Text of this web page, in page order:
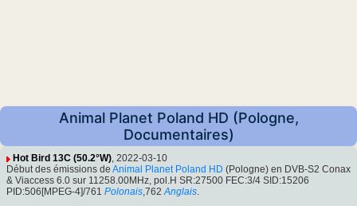
Animal Planet Poland HD (Pologne,
Documentaires)
Hot Bird 13C (50.2°W), 2022-03-10
Début des émissions de Animal Planet Poland HD (Pologne) en DVB-S2 Conax
& Viaccess 6.0 sur 11258.00MHz, pol.H SR:27500 FEC:3/4 SID:15206
PID:506[MPEG-4]/761 Polonais,762 Anglais.